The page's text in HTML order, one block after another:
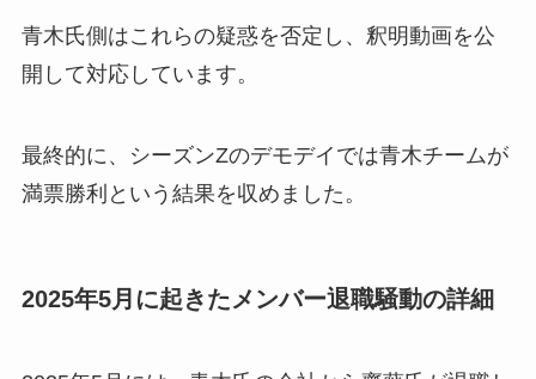
青木氏側はこれらの疑惑を否定し、釈明動画を公
開して対応しています。
最終的に、シーズンZのデモデイでは青木チームが
満票勝利という結果を収めました。
2025年5月に起きたメンバー退職騒動の詳細